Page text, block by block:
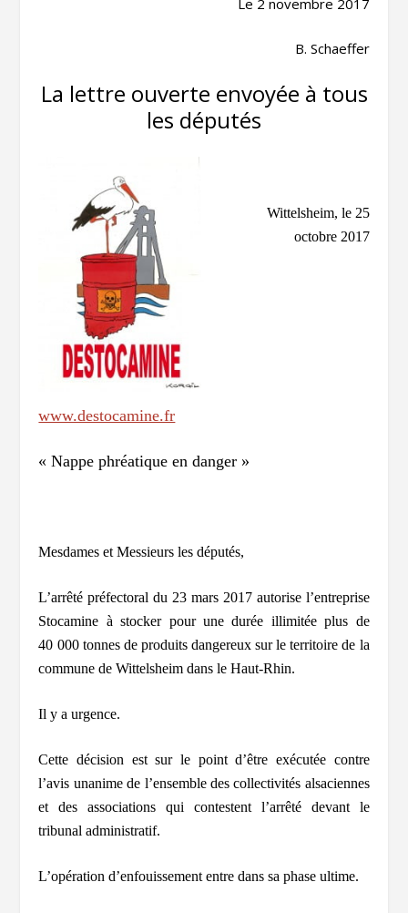
Le 2 novembre 2017
B. Schaeffer
La lettre ouverte envoyée à tous
les députés
Wittelsheim, le 25
octobre 2017
www.destocamine.fr
« Nappe phréatique en danger »
Mesdames et Messieurs les députés,
L’arrêté préfectoral du 23 mars 2017 autorise l’entreprise
Stocamine à stocker pour une durée illimitée plus de
40 000 tonnes de produits dangereux sur le territoire de la
commune de Wittelsheim dans le Haut-Rhin.
Il y a urgence.
Cette décision est sur le point d’être exécutée contre
l’avis unanime de l’ensemble des collectivités alsaciennes
et des associations qui contestent l’arrêté devant le
tribunal administratif.
L’opération d’enfouissement entre dans sa phase ultime.